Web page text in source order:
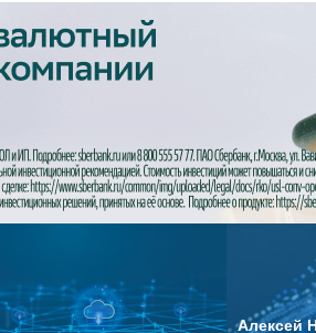
Алексей